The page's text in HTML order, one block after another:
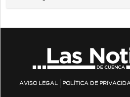
AVISO LEGAL POLÍTICA DE